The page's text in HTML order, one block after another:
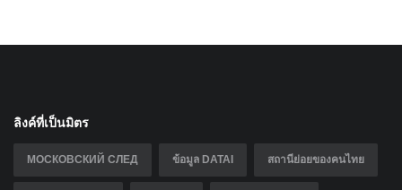
ลิงค์ที่เป็นมิตร
МОСКОВСКИЙ СЛЕД ข้อมูล DATAI สถานีย่อยของคนไทย